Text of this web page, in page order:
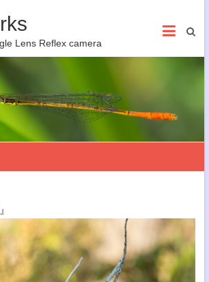
Lens Reflex camera